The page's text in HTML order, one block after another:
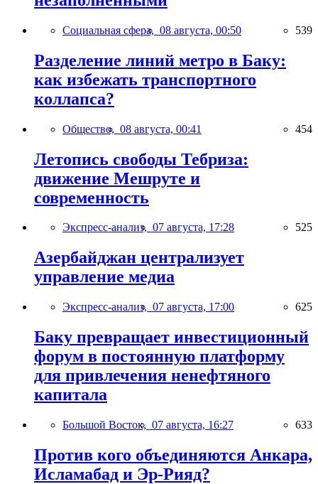
Социальная сфера, 08 августа, 00:50 539
Разделение линий метро в Баку:
как избежать транспортного
коллапса?
Общество, 08 августа, 00:41 454
Летопись свободы Тебриза:
движение Мешруте и
современность
Экспресс-анализ, 07 августа, 17:28 525
Азербайджан централизует
управление медиа
Экспресс-анализ, 07 августа, 17:00 625
Баку превращает инвестиционный
форум в постоянную платформу
для привлечения ненефтяного
капитала
Большой Восток, 07 августа, 16:27 633
Против кого объединяются Анкара,
Исламабад и Эр-Рияд?